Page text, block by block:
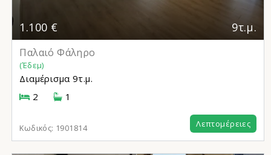
1.100 € 9τ.μ.
Παλαιό Φάληρο
(Έδεμ)
Διαμέρισμα 9τ.μ.
2
1
Κωδικός: 1901814 Λεπτομέρειες